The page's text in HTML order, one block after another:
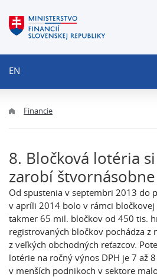
EN
Financie
8. Bločková lotéria
zarobí
Od spustenia v septembri 2013 do
v apríli 2014 bolo v rámci
takmer 65 mil. bločkov od 450 tis.
registrovaných bločkov pochádza z
z veľkých obchodných reťazcov.
lotérie na ročný výnos DPH je 7 až
v menších podnikoch v sektore